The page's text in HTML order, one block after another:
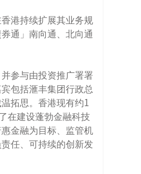
港持续扩展其业务规
通」南向通、北向通
参与由投资推广署署
包括滙丰集团行政总
拓思。香港现有约1
在建设蓬勃金融科技
金融为目标、监管机
任、可持续的创新发